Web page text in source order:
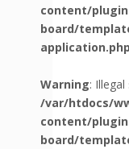
content/
board/
application.php
Warning:
/var/htdocs/
content/
board/